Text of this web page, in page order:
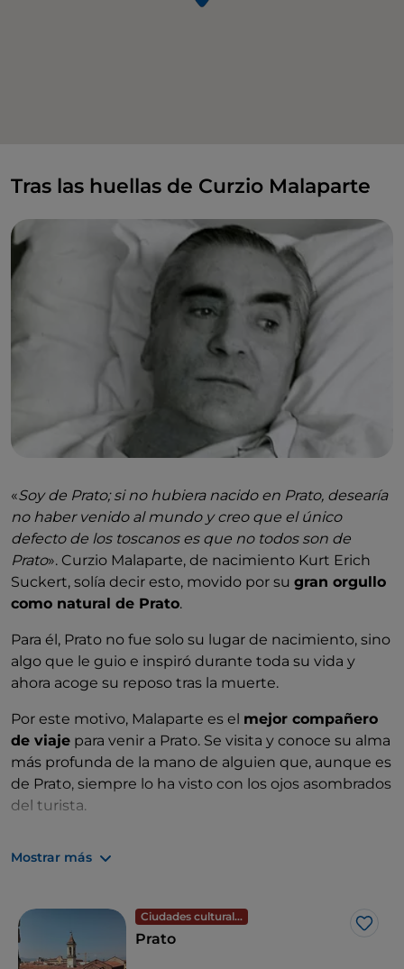
Tras las huellas de Curzio Malaparte
«Soy de Prato; si no hubiera nacido en Prato, desearía
no haber venido al mundo y creo que el único
defecto de los toscanos es que no todos son de
Prato». Curzio Malaparte, de nacimiento Kurt Erich
Suckert, solía decir esto, movido por su gran orgullo
como natural de Prato.
Para él, Prato no fue solo su lugar de nacimiento, sino
algo que le guio e inspiró durante toda su vida y
ahora acoge su reposo tras la muerte.
Por este motivo, Malaparte es el mejor compañero
de viaje para venir a Prato. Se visita y conoce su alma
más profunda de la mano de alguien que, aunque es
de Prato, siempre lo ha visto con los ojos asombrados
del turista.
las fábricas y la ferviente actividad de la comunidad
la lana, pero conocer Prato de la mano de Malaparte
significa ir más allá, descubrir imágenes preciosas
que traspasan los espacios y desmontan todas las
Mostrar más
Ciudades culturales
Me
Prato